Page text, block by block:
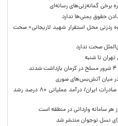
برخی گمانه‌زنی‌های رسانه‌ای
حقوق یمنی‌ها ندارد
ردزنی محل استقرار شهید لاریجانی» صحت
تهران تا شنبه
در میان آتش‌بس‌های صوری
تغییر مثبت در عملکرد مالی بانک صادرات ایران/ درآمد عملیاتی ۸۰ درصد رشد
هر سامانه وارداتی در منطقه است
نسل نوجوان منتشر شد